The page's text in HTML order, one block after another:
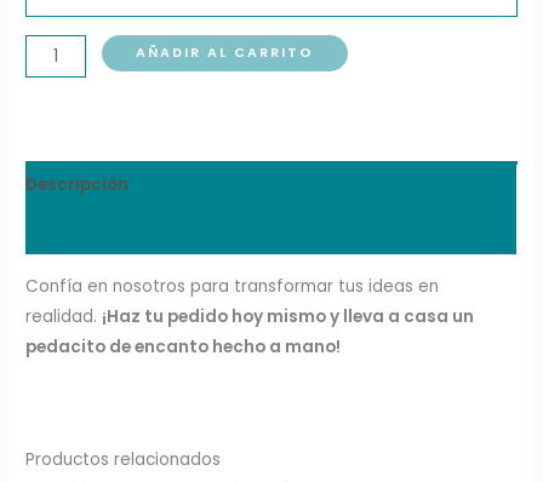
AÑADIR AL CARRITO
Descripción
Confía en nosotros para transformar tus ideas en
realidad. ¡Haz tu pedido hoy mismo y lleva a casa un
pedacito de encanto hecho a mano!
Productos relacionados